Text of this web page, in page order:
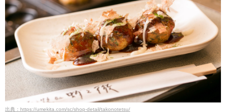
出典：https://umekita.com/sc/shop-detail/takonotetsu/